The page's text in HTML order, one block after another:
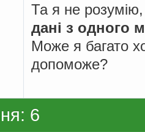
Та я не розумію,
дані з одного
Може я багато
допоможе?
6